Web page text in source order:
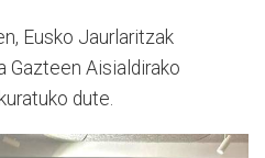
Eusko Jaurlaritzak
Gazteen Aisialdirako
dute.